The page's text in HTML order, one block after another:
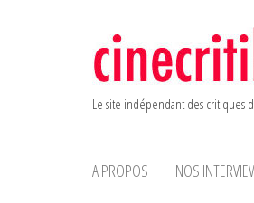
Le site indépendant des critiques
A PROPOS NOS